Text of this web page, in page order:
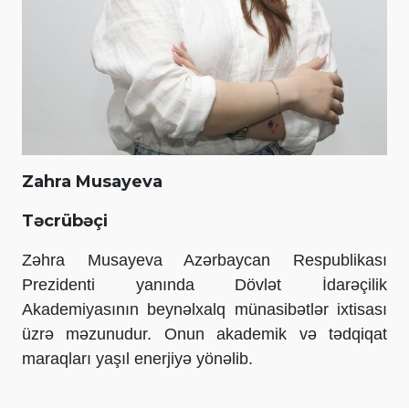
Zahra Musayeva
Təcrübəçi
Zəhra Musayeva Azərbaycan Respublikası
Prezidenti yanında Dövlət İdarəçilik
Akademiyasının beynəlxalq münasibətlər ixtisası
üzrə məzunudur. Onun akademik və tədqiqat
maraqları yaşıl enerjiyə yönəlib.